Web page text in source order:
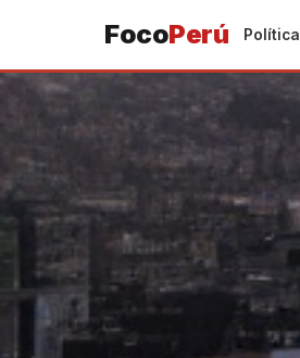
FocoPerú Política